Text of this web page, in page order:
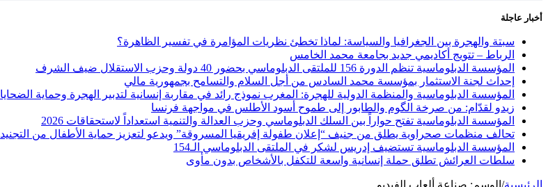
أخبار عاجلة
سبتة والهجرة بين الجغرافيا والسياسة: لماذا تخطئ نظريات المؤامرة في تفسير الظاهرة؟
الرباط – تتويج أكاديمي جديد بجامعة محمد الخامس
المؤسسة الدبلوماسية تنظم الدورة 156 للملتقى الدبلوماسي بحضور 40 دولة وحزب الاستقلال ضيف الشرف
إحداث لجنة الاستثمار بمؤسسة محمد السادس من أجل السلام والتسامح بجمهورية مالي
المؤسسة الدبلوماسية والمنظمة الدولية للهجرة: المغرب نموذج رائد في مقاربة إنسانية لتدبير الهجرة وحماية الضحايا
زيدو لقدّام: من صرخة الگوم والطابور إلى طموح أسود الأطلس في مواجهة فرنسا
المؤسسة الدبلوماسية تفتح حواراً بين السلك الدبلوماسي وحزب العدالة والتنمية استعداداً لاستحقاقات 2026
تحالف منظمات صحراوية يطلق من جنيف “إعلان طفولة إفريقيا المسروقة” ويدعو لتعزيز حماية الأطفال من التجنيد
المؤسسة الدبلوماسية تستضيف إدريس لشكر في الملتقى الدبلوماسي الـ154
سلطات العرائش تطلق حملة إنسانية واسعة للتكفل بالأشخاص بدون مأوى
الرئيسية/ الوسم: صناعة ألعاب الفيديو